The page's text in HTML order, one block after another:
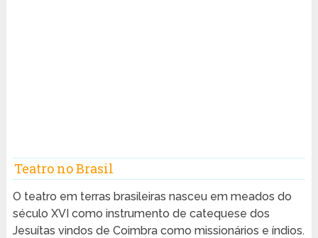
Teatro no Brasil
O teatro em terras brasileiras nasceu em meados do
século XVI como instrumento de catequese dos
Jesuítas vindos de Coimbra como missionários e índios.